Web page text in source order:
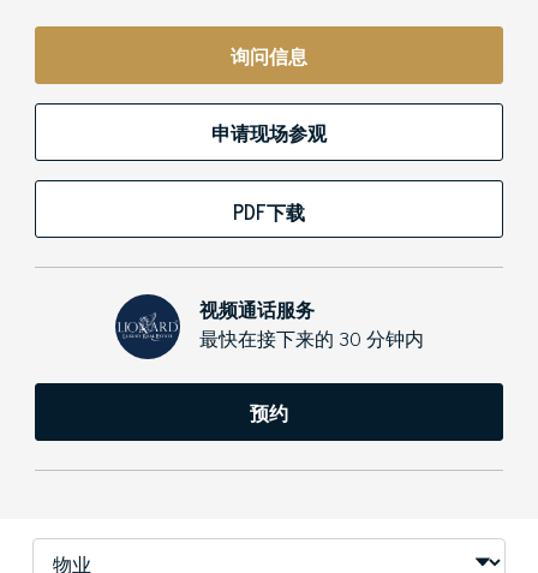
询问信息
申请现场参观
PDF下载
视频通话服务
最快在接下来的 30 分钟内
预约